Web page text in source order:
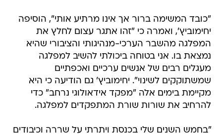
"כובד המשימה ברור אך אינו מרתיע אותי", הוסיפה
יחימוביץ', ואמרה כי "זהו אתגר עצום לחלץ את
המפלגה מהשבר הערכי-מנהיגותי והציבורי שהיא
נמצאת בו. אני בטוחה ביכולתי להשיב למפלגה
מעגלים רבים של אנשים ערכיים ואכפתיים
שמשתוקקים לשינוי". יחימוביץ' גם הודיעה כי היא
מקיימת בימים אלה "מפקד אידאולוגי נרחב" כדי
להרחיב את שורות שורת המתפקדים למפלגה.
"בחמש השנים שלי בכנסת ויתרתי על שררה וכיבודים